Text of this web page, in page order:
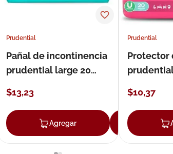
Agregar
Prudential
Pañal de incontinencia
prudential large 20
$13,23
Agregar
Prudential
Protector
$10,37